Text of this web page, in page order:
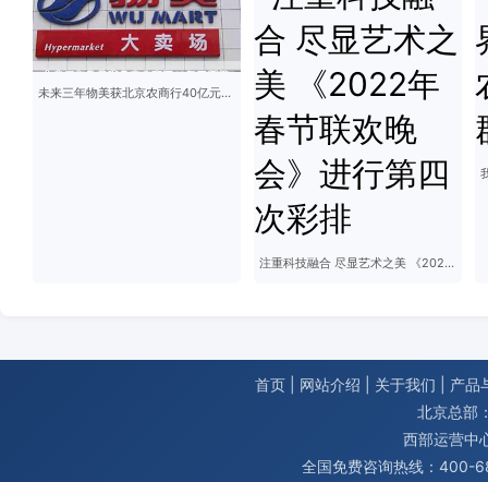
未来三年物美获北京农商行40亿元授信
注重科技融合 尽显艺术之美 《2022年春节联欢晚会》进行第四次彩排
首页 网站介绍 关于我们
产品
北京总部
西部运营中
全国免费咨询热线：400-